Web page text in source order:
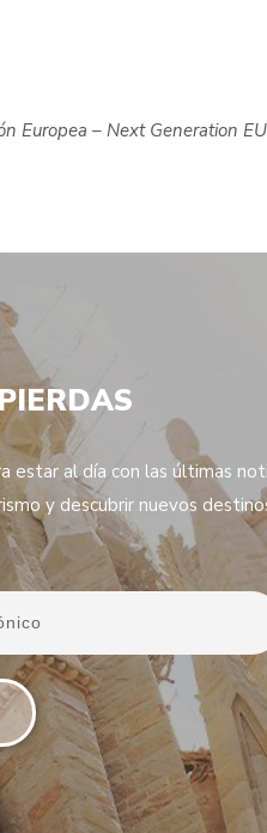
Europea – Next Generation
estar al día con las últimas
y descubrir nuevos